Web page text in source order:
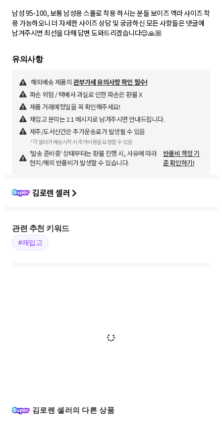
남성 95-100, 보통 남성용 스몰로 착용 하시는 분들 보이즈 엑라 사이즈 착
용 가능하오니 더 자세한 사이즈 상담 및 궁금하신 모든 사항들은 댓글에
남겨주시면 최선을 다해 답변 도와드리겠습니다😌🙏🏼
유의사항
해외배송 제품의 관부가세 유의사항 확인 필수!
파손 위험 / 택배사 과실로 인한 파손은 환불 X
제품 거래예정일을 꼭 확인해주세요!
재입고 문의는 1:1 메시지로 남겨주시면 안내드립니다.
제주/도서산간은 추가운송료가 발생될 수 있음
*각 셀러가 배송시작 시 추가비용을 요청할 수 있음
'발송 준비중' 상태부터는 환불 진행 시, 사유에 따라
현지/해외 반품비가 발생할 수 있습니다.
반품비 책정 기
준 확인하기!
김로렌 셀러
관련 추천 키워드
#재입고
김로렌 셀러의 다른 상품